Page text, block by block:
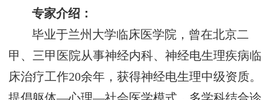
专家介绍：
毕业于兰州大学临床医学院，曾在北京二
甲、三甲医院从事神经内科、神经电生理疾病临
床治疗工作20余年，获得神经电生理中级资质。